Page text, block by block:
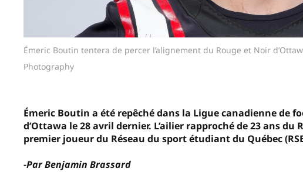
Émeric Boutin tentera de percer l’alignement du Rouge et Noir
Photography
Émeric Boutin a été repêché dans la Ligue canadienne de
d’Ottawa le 28 avril dernier. L’ailier rapproché de 23 ans du
premier joueur du Réseau du sport étudiant du Québec
-Par Benjamin Brassard